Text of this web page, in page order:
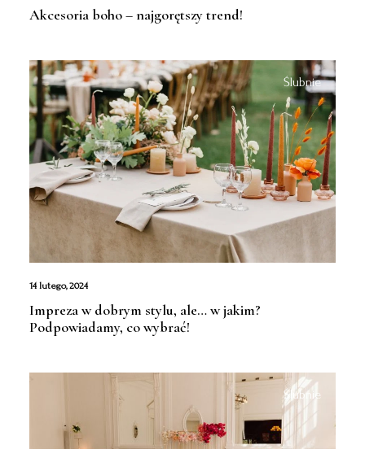
Akcesoria boho – najgorętszy trend!
Ślubnie
14 lutego, 2024
Impreza w dobrym stylu, ale… w jakim?
Podpowiadamy, co wybrać!
Ślubnie